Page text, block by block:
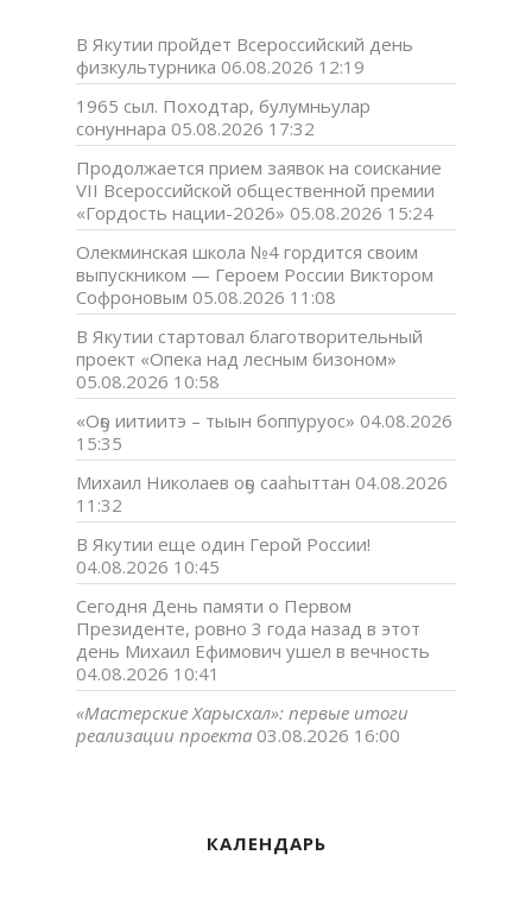
В Якутии пройдет Всероссийский день
физкультурника 06.08.2026 12:19
1965 сыл. Походтар, булумньулар
сонуннара 05.08.2026 17:32
Продолжается прием заявок на соискание
VII Всероссийской общественной премии
«Гордость нации-2026» 05.08.2026 15:24
Олекминская школа №4 гордится своим
выпускником — Героем России Виктором
Софроновым 05.08.2026 11:08
В Якутии стартовал благотворительный
проект «Опека над лесным бизоном»
05.08.2026 10:58
«Оҕо иитиитэ – тыын боппуруос» 04.08.2026
15:35
Михаил Николаев оҕо сааһыттан 04.08.2026
11:32
В Якутии еще один Герой России!
04.08.2026 10:45
Сегодня День памяти о Первом
Президенте, ровно 3 года назад в этот
день Михаил Ефимович ушел в вечность
04.08.2026 10:41
«Мастерские Харысхал»: первые итоги
реализации проекта 03.08.2026 16:00
КАЛЕНДАРЬ